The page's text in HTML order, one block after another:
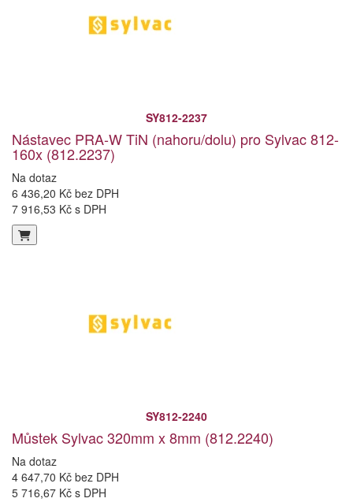
SY812-2237
Nástavec PRA-W TiN (nahoru/dolu) pro Sylvac 812-
160x (812.2237)
Na dotaz
6 436,20 Kč bez DPH
7 916,53 Kč s DPH
SY812-2240
Můstek Sylvac 320mm x 8mm (812.2240)
Na dotaz
4 647,70 Kč bez DPH
5 716,67 Kč s DPH